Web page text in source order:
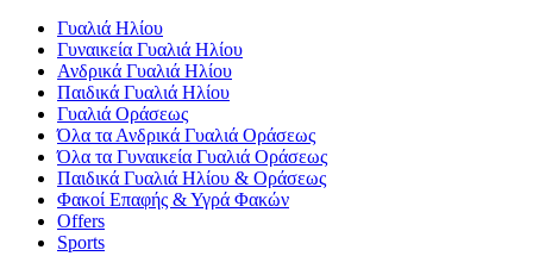
Γυαλιά Ηλίου
Γυναικεία Γυαλιά Ηλίου
Ανδρικά Γυαλιά Ηλίου
Παιδικά Γυαλιά Ηλίου
Γυαλιά Οράσεως
Όλα τα Ανδρικά Γυαλιά Οράσεως
Όλα τα Γυναικεία Γυαλιά Οράσεως
Παιδικά Γυαλιά Ηλίου & Οράσεως
Φακοί Επαφής & Υγρά Φακών
Offers
Sports